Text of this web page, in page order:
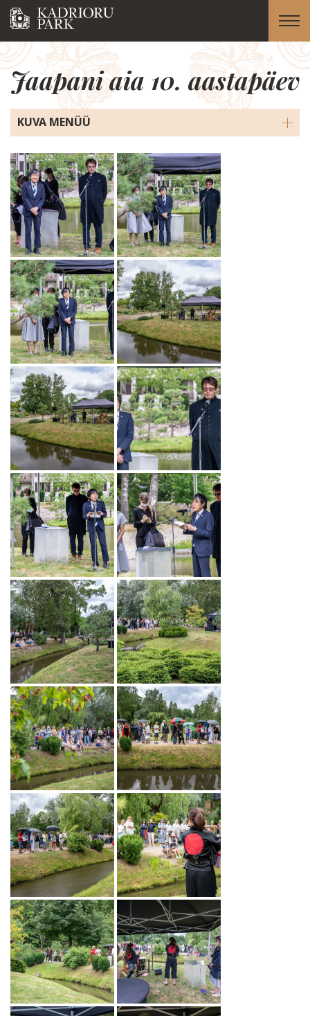
Jaapani aia 10. aastapäev
KUVA MENÜÜ